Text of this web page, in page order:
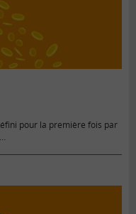
pour la première fois par